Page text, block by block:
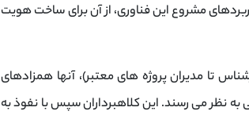
مشروع این فناوری، از آن برای ساخت هویت
تا مدیران پروژه‌ های معتبر)، آنها همزادهای
نظر می ‌رسند. این کلاهبرداران سپس با نفوذ به